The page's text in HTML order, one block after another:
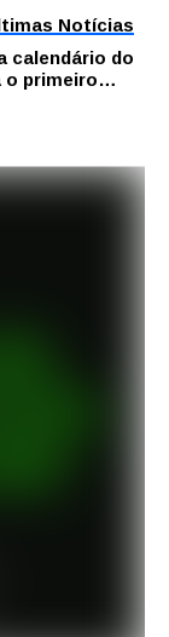
Notícias
calendário do
o primeiro